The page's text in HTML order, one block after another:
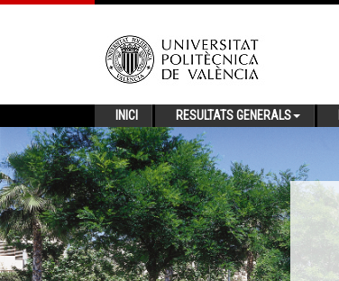
INICI RESULTATS GENERALS